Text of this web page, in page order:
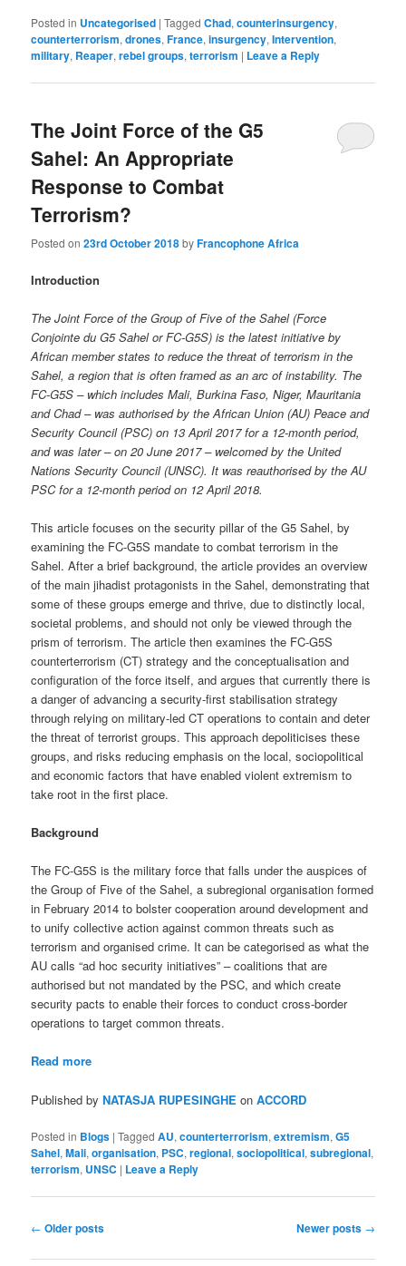
Posted in Uncategorised |Tagged Chad,counterinsurgency,
counterterrorism,drones,France,insurgency,Intervention,
military, Reaper,rebel groups,terrorism | Leave a Reply
The Joint Force of the G5
Sahel: An Appropriate
Response to Combat
Terrorism?
Posted on23rd October 2018byFrancophone Africa
Introduction
The Joint Force of the Group of Five of the Sahel (Force
Conjointe du G5 Sahel or FC-G5S) is the latest initiative by
African member states to reduce the threat of terrorism in the
Sahel, a region that is often framed as an arc of instability. The
FC-G5S – which includes Mali, Burkina Faso, Niger, Mauritania
and Chad – was authorised by the African Union (AU) Peace and
Security Council (PSC) on 13 April 2017 for a 12-month period,
and was later – on 20 June 2017 – welcomed by the United
Nations Security Council (UNSC). It was reauthorised by the AU
PSC for a 12-month period on 12 April 2018.
This article focuses on the security pillar of the G5 Sahel, by
examining the FC-G5S mandate to combat terrorism in the
Sahel. After a brief background, the article provides an overview
of the main jihadist protagonists in the Sahel, demonstrating that
some of these groups emerge and thrive, due to distinctly local,
societal problems, and should not only be viewed through the
prism of terrorism. The article then examines the FC-G5S
counterterrorism (CT) strategy and the conceptualisation and
configuration of the force itself, and argues that currently there is
a danger of advancing a security-first stabilisation strategy
through relying on military-led CT operations to contain and deter
the threat of terrorist groups. This approach depoliticises these
groups, and risks reducing emphasis on the local, sociopolitical
and economic factors that have enabled violent extremism to
take root in the first place.
Background
The FC-G5S is the military force that falls under the auspices of
the Group of Five of the Sahel, a subregional organisation formed
in February 2014 to bolster cooperation around development and
to unify collective action against common threats such as
terrorism and organised crime. It can be categorised as what the
AU calls “ad hoc security initiatives” – coalitions that are
authorised but not mandated by the PSC, and which create
security pacts to enable their forces to conduct cross-border
operations to target common threats.
Read more
Published byNATASJA RUPESINGHE onACCORD
Posted in Blogs |Tagged AU,counterterrorism,extremism,G5
Sahel,Mali,organisation, PSC,regional,sociopolitical,subregional,
terrorism, UNSC | Leave a Reply
Post
← Older posts Newer posts →